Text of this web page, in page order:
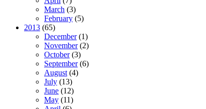
March (3)
February (5)
2013 (65)
December (1)
November (2)
October (3)
September (6)
August (4)
July (13)
June (12)
May (11)